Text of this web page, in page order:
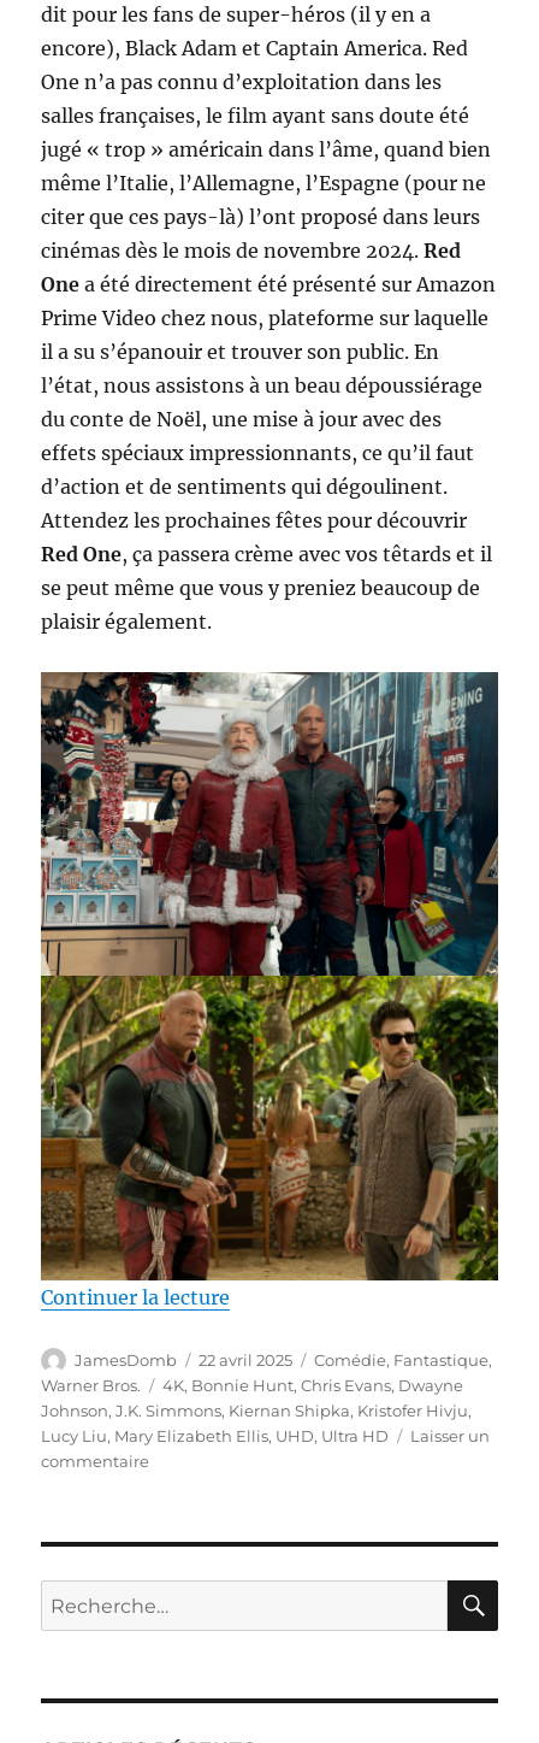
dit pour les fans de super-héros (il y en a
encore), Black Adam et Captain America. Red
One n’a pas connu d’exploitation dans les
salles françaises, le film ayant sans doute été
jugé « trop » américain dans l’âme, quand bien
même l’Italie, l’Allemagne, l’Espagne (pour ne
citer que ces pays-là) l’ont proposé dans leurs
cinémas dès le mois de novembre 2024. Red
One a été directement été présenté sur Amazon
Prime Video chez nous, plateforme sur laquelle
il a su s’épanouir et trouver son public. En
l’état, nous assistons à un beau dépoussiérage
du conte de Noël, une mise à jour avec des
effets spéciaux impressionnants, ce qu’il faut
d’action et de sentiments qui dégoulinent.
Attendez les prochaines fêtes pour découvrir
Red One, ça passera crème avec vos têtards et il
se peut même que vous y preniez beaucoup de
plaisir également.
Continuer la lecture
Auteur
JamesDomb
Publié
le
22 avril 2025 Catégories
Comédie, Fantastique,
Warner Bros.
Étiquettes
4K, Bonnie Hunt,Chris Evans, Dwayne
Johnson,J.K. Simmons, Kiernan Shipka, Kristofer Hivju,
Lucy Liu, Mary Elizabeth Ellis, UHD, Ultra HD
Laisser un
commentairesur
Red
One,
réalisé
Recherche
pour :